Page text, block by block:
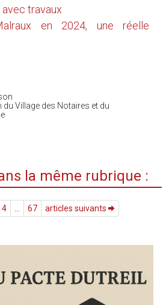
avec travaux
en 2024, une réelle
du Village des Notaires et du
la même rubrique :
4 67 articles suivants